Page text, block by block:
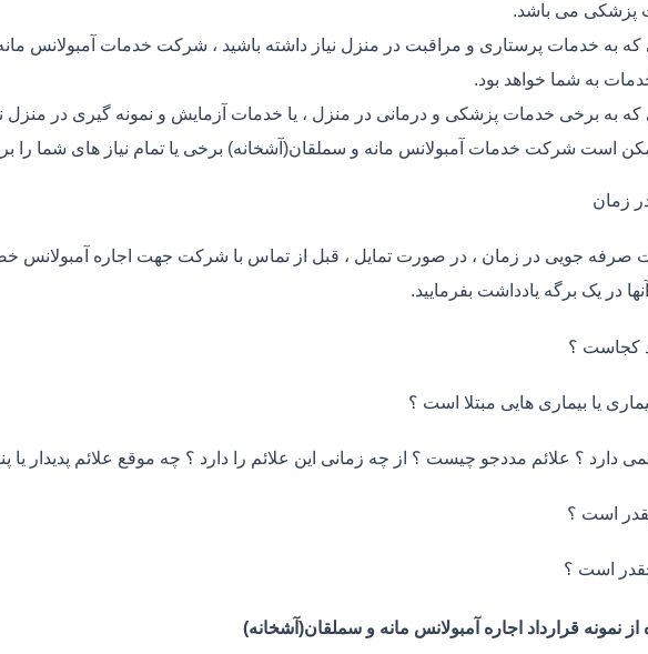
پزشکی می باشد.
به خدمات پرستاری و مراقبت در منزل نیاز داشته باشید ، شرکت خدمات آمبولانس
خدمات به شما خواهد بود.
به برخی خدمات پزشکی و درمانی در منزل ، یا خدمات آزمایش و نمونه گیری در منزل
است شرکت خدمات آمبولانس مانه و سملقان(آشخانه) برخی یا تمام نیاز های شما را
زمان
صرفه جویی در زمان ، در صورت تمایل ، قبل از تماس با شرکت جهت اجاره آمبولانس
در یک برگه یادداشت بفرمایید.
کجاست ؟
یا بیماری هایی مبتلا است ؟
دارد ؟ علائم مددجو چیست ؟ از چه زمانی این علائم را دارد ؟ چه موقع علائم پدیدار یا
است ؟
است ؟
از نمونه قرارداد اجاره آمبولانس مانه و سملقان(آشخانه)